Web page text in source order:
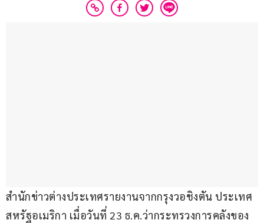
สำนักข่าวต่างประเทศรายงานจากกรุงวอชิงตัน ประเทศ
สหรัฐอเมริกา เมื่อวันที่ 23 ธ.ค.ว่ากระทรวงการคลังของ